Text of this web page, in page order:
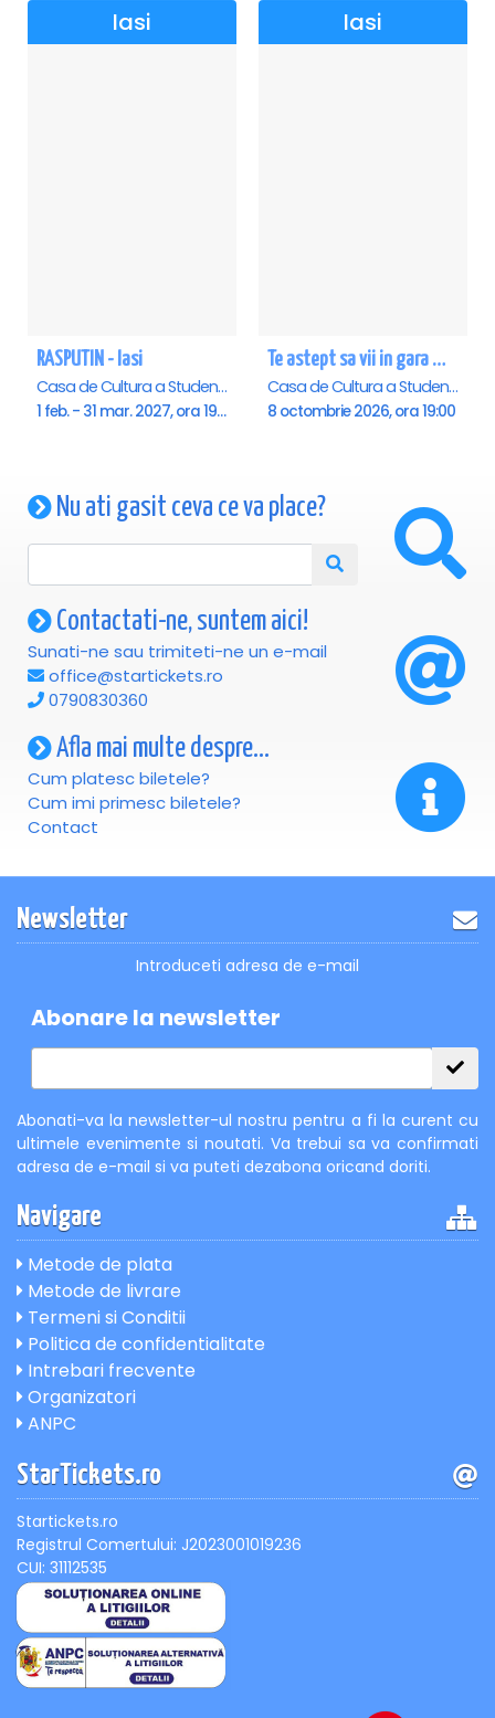
Iasi
RASPUTIN - Iasi
Casa de Cultura a Studentilor , Iasi
1 feb. - 31 mar. 2027, ora 19:00
Iasi
Te astept sa vii in gara mica - Mirabela Dauer & Gabriel Dorobantu - Iasi
Casa de Cultura a Studentilor , Iasi
8 octombrie 2026, ora 19:00
Nu ati gasit ceva ce va place?
Contactati-ne, suntem aici!
Sunati-ne sau trimiteti-ne un e-mail
office@startickets.ro
0790830360
Afla mai multe despre...
Cum platesc biletele?
Cum imi primesc biletele?
Contact
Newsletter
Introduceti adresa de e-mail
Abonare la newsletter
Abonati-va la newsletter-ul nostru pentru a fi la curent cu
ultimele evenimente si noutati. Va trebui sa va confirmati
adresa de e-mail si va puteti dezabona oricand doriti.
Navigare
Metode de plata
Metode de livrare
Termeni si Conditii
Politica de confidentialitate
Intrebari frecvente
Organizatori
ANPC
StarTickets.ro
Startickets.ro
Registrul Comertului: J2023001019236
CUI: 31112535